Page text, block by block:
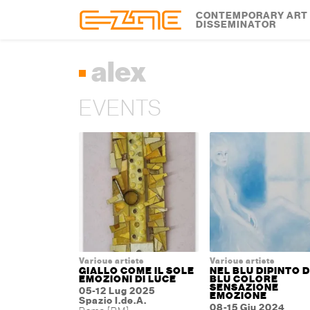
CONTEMPORARY ART
DISSEMINATOR
alex
EVENTS
Various artists
GIALLO COME IL SOLE
EMOZIONI DI LUCE
05-12 Lug 2025
Spazio I.de.A.
Various artists
NEL BLU DIPINTO
BLU COLORE
SENSAZIONE
EMOZIONE
08-15 Giu 2024